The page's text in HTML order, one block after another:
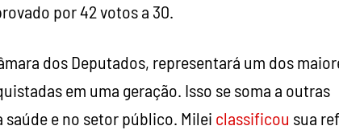
por 42 votos a 30.
dos Deputados, representará um dos
em uma geração. Isso se soma a outras
e no setor público. Milei classificou sua